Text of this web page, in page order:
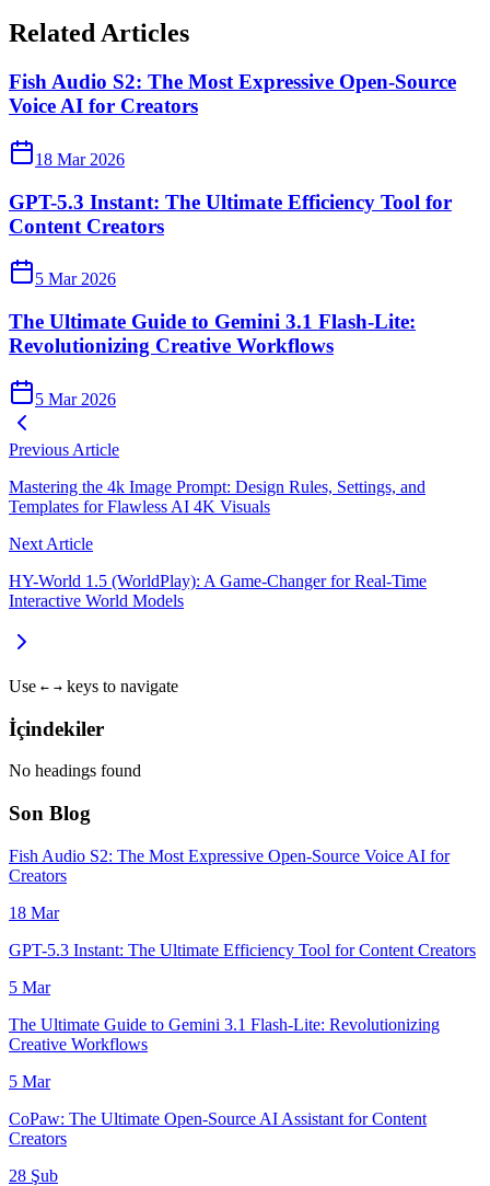
Related Articles
Fish Audio S2: The Most Expressive Open-Source
Voice AI for Creators
18 Mar 2026
GPT-5.3 Instant: The Ultimate Efficiency Tool for
Content Creators
5 Mar 2026
The Ultimate Guide to Gemini 3.1 Flash-Lite:
Revolutionizing Creative Workflows
5 Mar 2026
Previous Article
Mastering the 4k Image Prompt: Design Rules, Settings, and
Templates for Flawless AI 4K Visuals
Next Article
HY-World 1.5 (WorldPlay): A Game-Changer for Real-Time
Interactive World Models
Use ← → keys to navigate
İçindekiler
No headings found
Son Blog
Fish Audio S2: The Most Expressive Open-Source Voice AI for
Creators
18 Mar
GPT-5.3 Instant: The Ultimate Efficiency Tool for Content Creators
5 Mar
The Ultimate Guide to Gemini 3.1 Flash-Lite: Revolutionizing
Creative Workflows
5 Mar
CoPaw: The Ultimate Open-Source AI Assistant for Content
Creators
28 Şub